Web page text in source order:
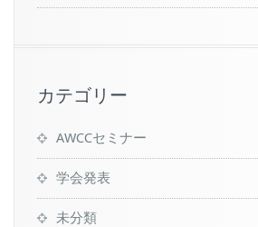
カテゴリー
AWCCセミナー
学会発表
未分類